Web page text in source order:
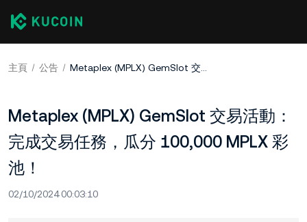
主頁 公告 Metaplex (MPLX) GemSlot 交易活動：完成交易任務，瓜分 100,000 MPLX 彩池！
Metaplex (MPLX) GemSlot 交易活動：
完成交易任務，瓜分 100,000 MPLX 彩
池！
02/10/2024 00:03:10